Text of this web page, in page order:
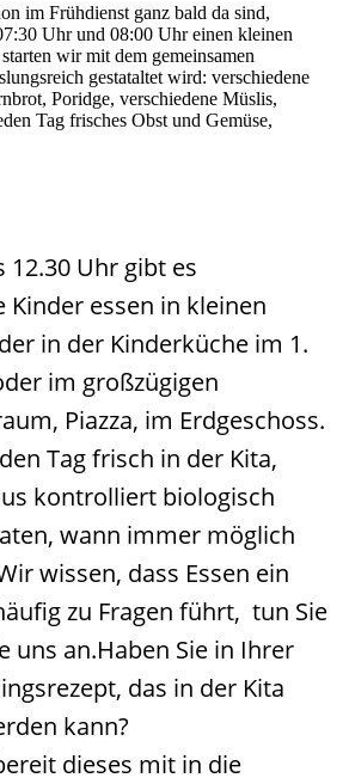
im Frühdienst ganz bald da sind,
Uhr und 08:00 Uhr einen kleinen
wir mit dem gemeinsamen
gestataltet wird: verschiedene
Poridge, verschiedene Müslis,
Tag frisches Obst und Gemüse,
12.30 Uhr gibt es
Kinder essen in kleinen
in der Kinderküche im 1.
im großzügigen
Piazza, im Erdgeschoss.
Tag frisch in der Kita,
kontrolliert biologisch
wann immer möglich
wissen, dass Essen ein
zu Fragen führt, tun Sie
uns an.Haben Sie in Ihrer
das in der Kita
kann?
dieses mit in die